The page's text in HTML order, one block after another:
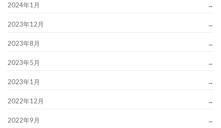
2024年1月
2023年12月
2023年8月
2023年5月
2023年1月
2022年12月
2022年9月